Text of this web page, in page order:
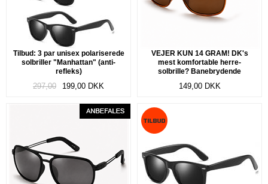
Tilbud: 3 par unisex polariserede
solbriller "Manhattan" (anti-
refleks)
297,00 199,00 DKK
VEJER KUN 14 GRAM! DK's
mest komfortable herre-
solbrille? Banebrydende
Polariserede linser. "Air"
149,00 DKK